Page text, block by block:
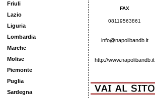
Friuli
Lazio
Liguria
Lombardia
Marche
Molise
Piemonte
Puglia
Sardegna
FAX
08119563861
info@napolibandb.it
http://www.napolibandb.it